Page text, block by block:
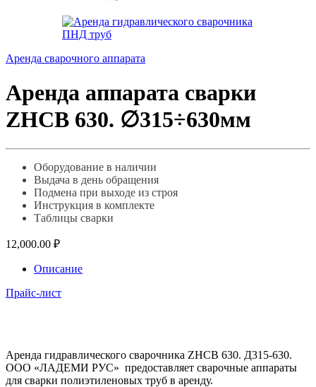
Аренда сварочного аппарата
Аренда аппарата сварки
ZHCB 630. ∅315÷630мм
Оборудование в наличии
Выдача в день обращения
Подмена при выходе из строя
Инструкция в комплекте
Таблицы сварки
12,000.00 ₽
Описание
Прайс-лист
Аренда гидравлического сварочника ZHCB 630. Д315-630.
ООО «ЛАДЕМИ РУС» предоставляет сварочные аппараты
для сварки полиэтиленовых труб в аренду.